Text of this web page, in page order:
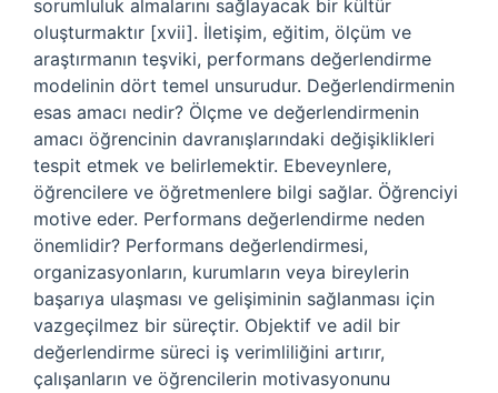
sorumluluk almalarını sağlayacak bir kültür
oluşturmaktır [xvii]. İletişim, eğitim, ölçüm ve
araştırmanın teşviki, performans değerlendirme
modelinin dört temel unsurudur. Değerlendirmenin
esas amacı nedir? Ölçme ve değerlendirmenin
amacı öğrencinin davranışlarındaki değişiklikleri
tespit etmek ve belirlemektir. Ebeveynlere,
öğrencilere ve öğretmenlere bilgi sağlar. Öğrenciyi
motive eder. Performans değerlendirme neden
önemlidir? Performans değerlendirmesi,
organizasyonların, kurumların veya bireylerin
başarıya ulaşması ve gelişiminin sağlanması için
vazgeçilmez bir süreçtir. Objektif ve adil bir
değerlendirme süreci iş verimliliğini artırır,
çalışanların ve öğrencilerin motivasyonunu